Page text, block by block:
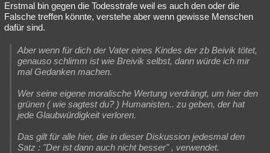
Erstmal bin gegen die Todesstrafe weil es auch den oder die
Falsche treffen könnte, verstehe aber wenn gewisse Menschen
dafür sind.
Aber wenn für dich der Vater eines Kindes der zb Beivik tötet,
genauso schlimm ist wie Breivik selbst, dann würde ich mir
mal Gedanken machen.
Wer seine eigene moralische Wertung verdrängt, um hier den
grünen ( wie sagtest du? ) Humanisten.. zu geben, der hat
jede Glaubwürdigkeit verloren.
Das gilt für alle hier, die in dieser Diskussion jedesmal den
Satz : "Der ist dann auch nicht besser" , verwendet.